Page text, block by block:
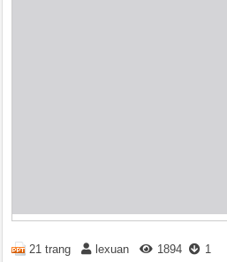
21 trang lexuan 1894 1